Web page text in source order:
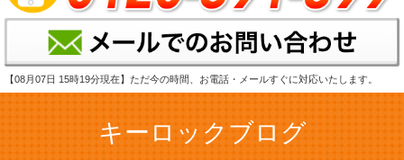
【08月07日 15時19分現在】 ただ今の時間、お電話・メールすぐに対応いたします。
キーロックブログ